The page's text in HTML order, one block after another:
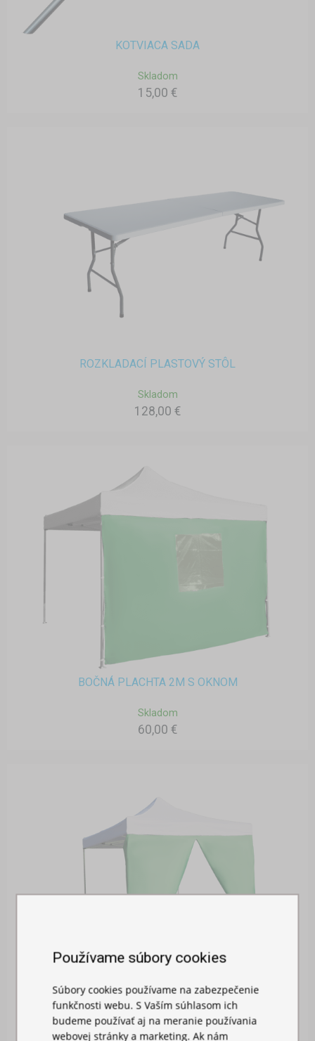
KOTVIACA SADA
Skladom
15,00 €
ROZKLADACÍ PLASTOVÝ STÔL
Skladom
128,00 €
BOČNÁ PLACHTA 2M S OKNOM
Skladom
60,00 €
BOČNÁ PLACHTA 2M S DVERAMI
Skladom
Používame súbory cookies
Súbory cookies používame na zabezpečenie
funkčnosti webu. S Vaším súhlasom ich
budeme používať aj na meranie používania
webovej stránky a marketing. Ak nám